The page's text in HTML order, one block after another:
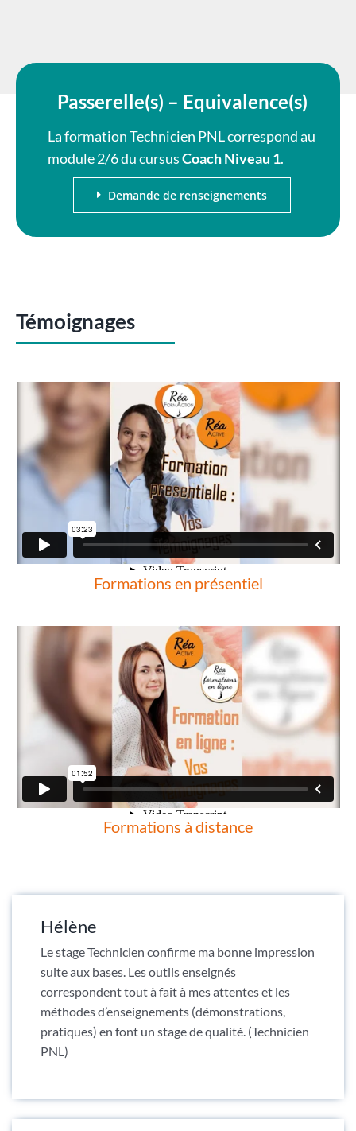
Passerelle(s) – Equivalence(s)
La formation Technicien PNL correspond au
module 2/6 du cursusCoach Niveau 1.
Demande de renseignements
Témoignages
Formations en présentiel
Formations à distance
Hélène
Le stage Technicien confirme ma bonne impression
suite aux bases. Les outils enseignés
correspondent tout à fait à mes attentes et les
méthodes d’enseignements (démonstrations,
pratiques) en font un stage de qualité. (Technicien
PNL)